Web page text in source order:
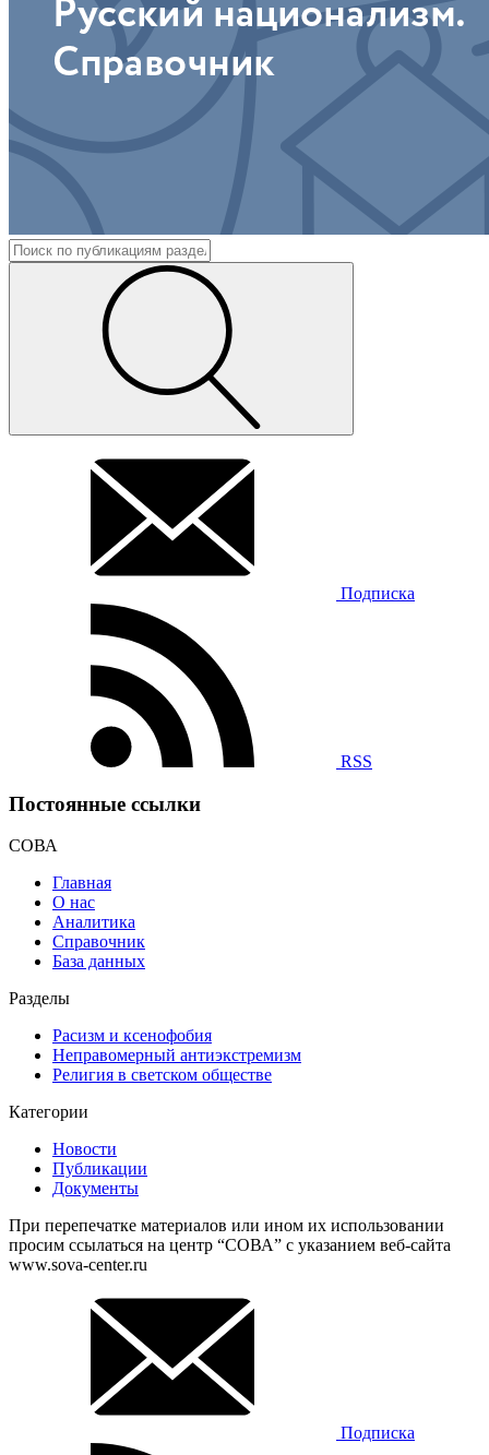
Подписка
RSS
Постоянные ссылки
СОВА
Главная
О нас
Аналитика
Справочник
База данных
Разделы
Расизм и ксенофобия
Неправомерный антиэкстремизм
Религия в светском обществе
Категории
Новости
Публикации
Документы
При перепечатке материалов или ином их использовании
просим ссылаться на центр “СОВА” с указанием веб-сайта
www.sova-center.ru
Подписка